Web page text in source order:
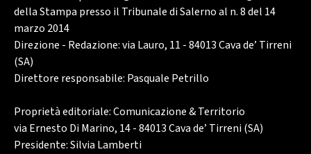
della Stampa presso il Tribunale di Salerno al n. 8 del 14
marzo 2014
Direzione - Redazione: via Lauro, 11 - 84013 Cava de’ Tirreni
(SA)
Direttore responsabile: Pasquale Petrillo
Proprietà editoriale: Comunicazione & Territorio
via Ernesto Di Marino, 14 - 84013 Cava de’ Tirreni (SA)
Presidente: Silvia Lamberti